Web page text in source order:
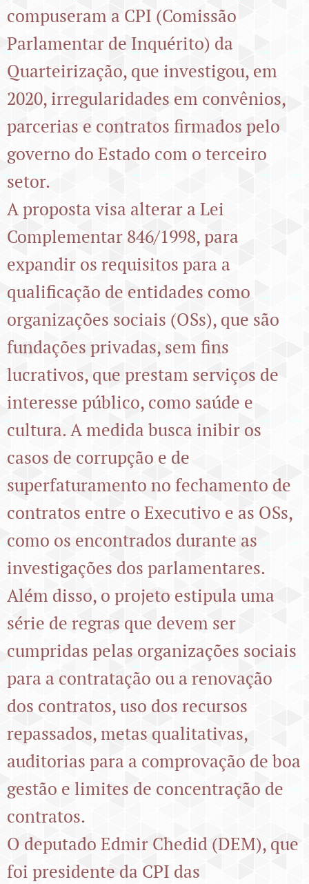
compuseram a CPI (Comissão
Parlamentar de Inquérito) da
Quarteirização, que investigou, em
2020, irregularidades em convênios,
parcerias e contratos firmados pelo
governo do Estado com o terceiro
setor.
A proposta visa alterar a Lei
Complementar 846/1998, para
expandir os requisitos para a
qualificação de entidades como
organizações sociais (OSs), que são
fundações privadas, sem fins
lucrativos, que prestam serviços de
interesse público, como saúde e
cultura. A medida busca inibir os
casos de corrupção e de
superfaturamento no fechamento de
contratos entre o Executivo e as OSs,
como os encontrados durante as
investigações dos parlamentares.
Além disso, o projeto estipula uma
série de regras que devem ser
cumpridas pelas organizações sociais
para a contratação ou a renovação
dos contratos, uso dos recursos
repassados, metas qualitativas,
auditorias para a comprovação de boa
gestão e limites de concentração de
contratos.
O deputado Edmir Chedid (DEM), que
foi presidente da CPI das